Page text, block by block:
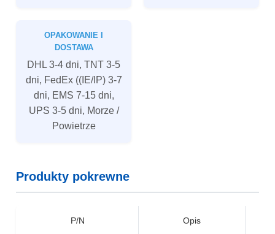
OPAKOWANIE I
DOSTAWA
DHL 3-4 dni, TNT 3-5
dni, FedEx ((IE/IP) 3-7
dni, EMS 7-15 dni,
UPS 3-5 dni, Morze /
Powietrze
Produkty pokrewne
P/N Opis